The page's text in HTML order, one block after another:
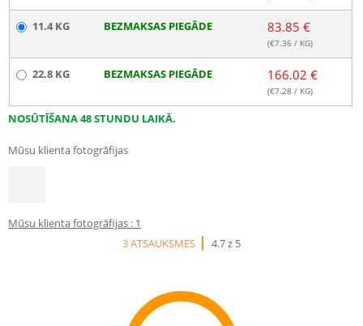
11.4 KG BEZMAKSAS PIEGĀDE 83.85 €
(€7.36 / KG)
22.8 KG BEZMAKSAS PIEGĀDE 166.02 €
(€7.28 / KG)
NOSŪTĪŠANA 48 STUNDU LAIKĀ.
Mūsu klienta fotogrāfijas
Mūsu klienta fotogrāfijas : 1
3 ATSAUKSMES
4.7 z 5